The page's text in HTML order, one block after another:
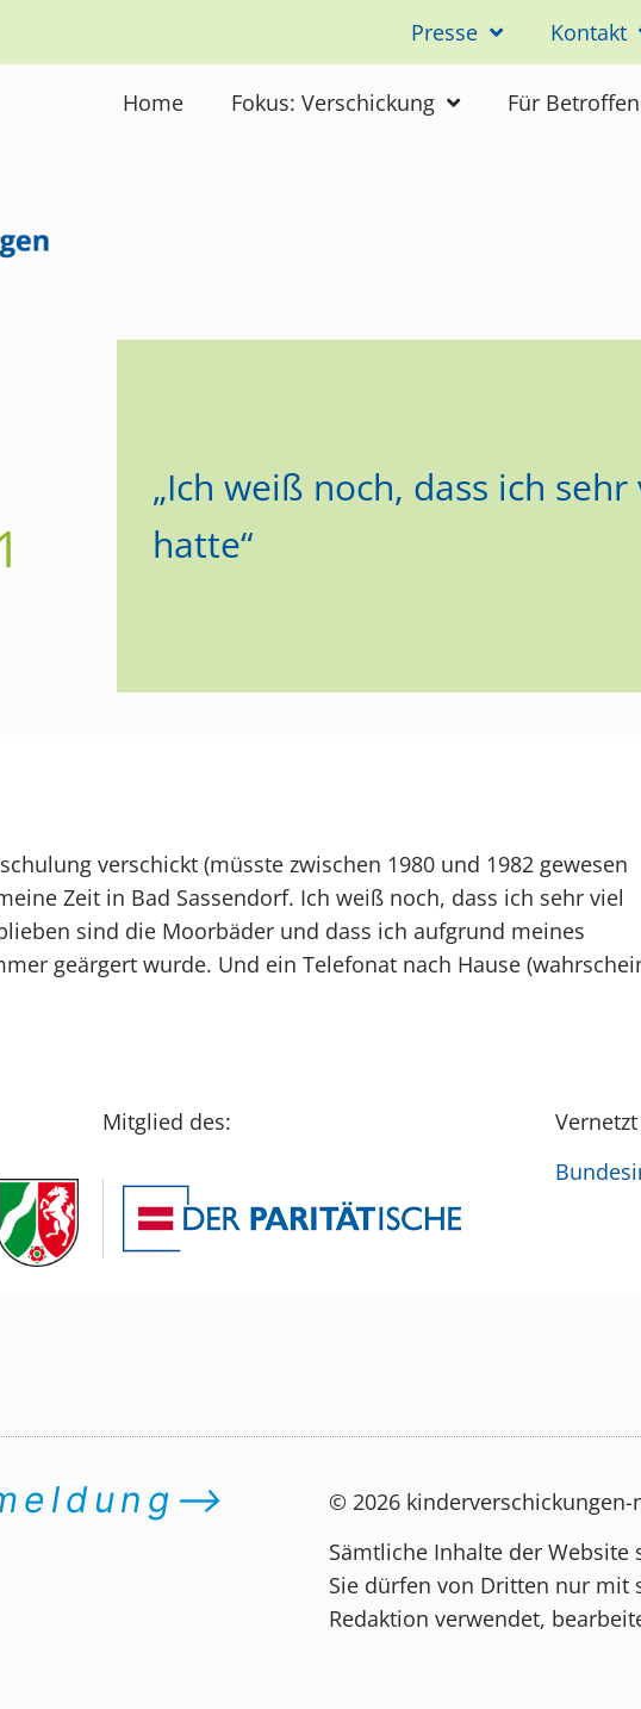
Presse Kontakt
Home Fokus: Verschickung Für
„Ich weiß noch, dass ich
hatte“
verschickt (müsste zwischen 1980 und 1982 gewesen
Zeit in Bad Sassendorf. Ich weiß noch, dass ich sehr viel
sind die Moorbäder und dass ich aufgrund meines
geärgert wurde. Und ein Telefonat nach Hause
Mitglied des:
© 2026 kinderverschickungen-
Sämtliche Inhalte der
Sie dürfen von Dritten nur mit
Redaktion verwendet,